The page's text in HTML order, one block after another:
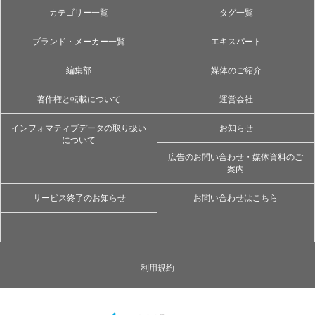
カテゴリー一覧 タグ一覧
ブランド・メーカー一覧 エキスパート
編集部 媒体のご紹介
著作権と転載について 運営会社
インフォマティブデータの取り扱い
について
お知らせ
広告のお問い合わせ・媒体資料のご
案内
サービス終了のお知らせ お問い合わせはこちら
利用規約